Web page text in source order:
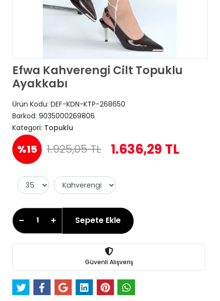
Efwa Kahverengi Cilt Topuklu
Ayakkabı
Ürün Kodu: DEF-KDN-KTP-268650
Barkod: 9035000269806
Kategori: Topuklu
%15 1.925,05 TL 1.636,29 TL
Sepete Ekle
Güvenli Alışveriş